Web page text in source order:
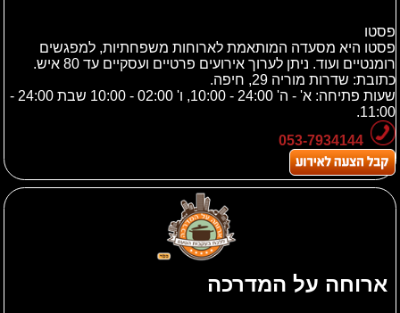
פסטו
פסטו היא מסעדה המותאמת לארוחות משפחתיות, למפגשים
רומנטיים ועוד. ניתן לערוך אירועים פרטיים ועסקיים עד 80 איש.
כתובת: שדרות מוריה 29, חיפה.
שעות פתיחה: א' - ה' 24:00 - 10:00, ו' 02:00 - 10:00 שבת 24:00 -
11:00.
053-7934144
ארוחה על המדרכה